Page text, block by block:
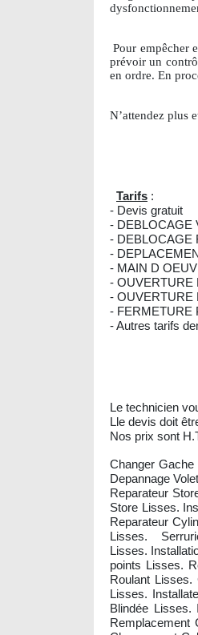
Pour empêcher
prévoir un
en ordre. En
N’attendez plus
Tarifs :
- Devis gratuit
- DEBLOCAGE
- DEBLOCAGE
-
- MAIN D
- OUVERTURE
- OUVERTURE
- FERMETURE
- Autres tarifs
Le technicien
Lle devis doit
Nos prix sont
Changer
Depannage
Reparateur
Store Lisses.
Reparateur
Lisses.
Lisses.
points Lisses.
Roulant
Lisses.
Blindée Lisses.
Remplacement